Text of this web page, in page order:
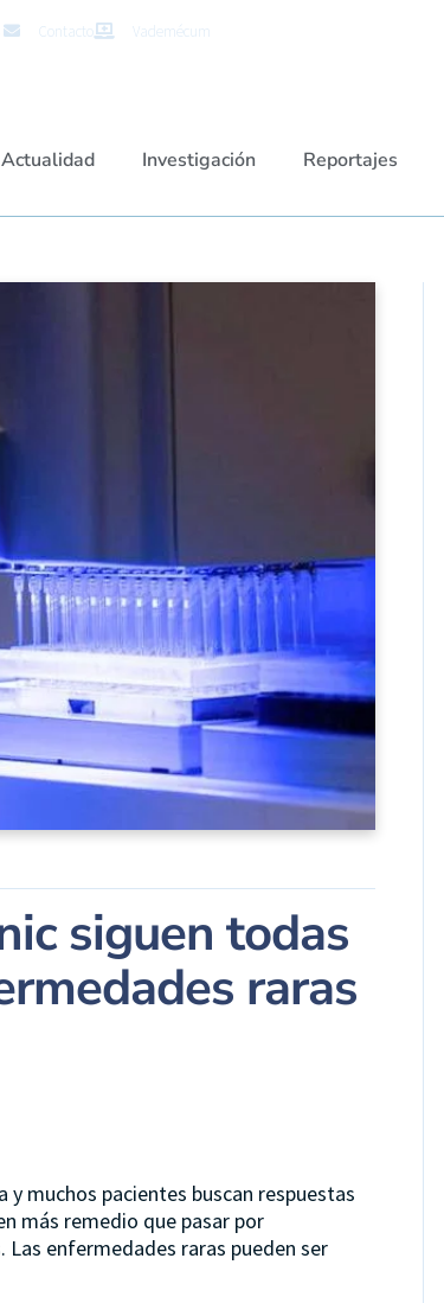
Contacto Vademécum
Actualidad Investigación Reportajes
siguen todas
raras
muchos pacientes buscan respuestas
más remedio que pasar por
enfermedades raras pueden ser